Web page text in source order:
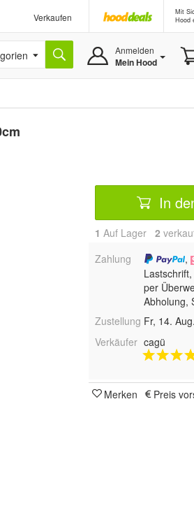
Verkaufen
Mit
Hood
Anmelden
Mein Hood
In
1 Auf Lager 2
Zahlung
,
per
Abholung,
Zustellung Fr, 14.
Verkäufer cagü
Merken Preis